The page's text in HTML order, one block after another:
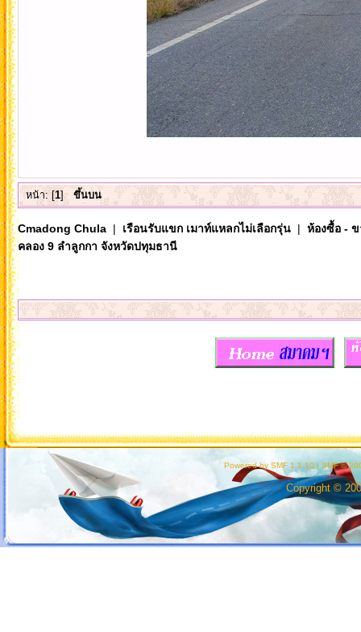
หน้า: [1] ขึ้นบน
Cmadong Chula| เรือนรับแขก เมาท์แหลกไม่เลือกรุ่น| ห้องซื้อ -
คลอง 9 ลำลูกกา จังหวัดปทุมธานี
Powered by SMF 1.1.10 | SMF ©
Copyright ©